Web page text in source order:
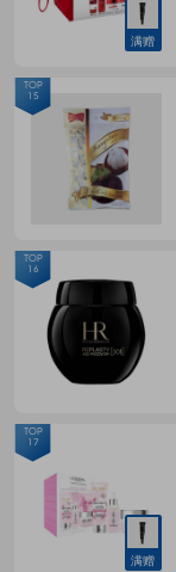
满赠
TOP
15
TOP
16
满赠
TOP
17